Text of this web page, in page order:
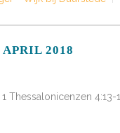
2018
1 Thessalonicenzen